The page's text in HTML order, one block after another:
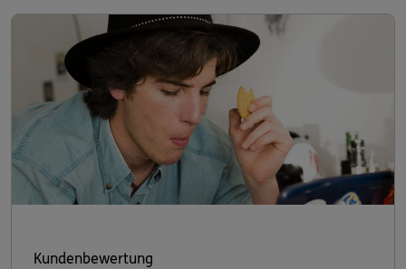
Kundenbewertung